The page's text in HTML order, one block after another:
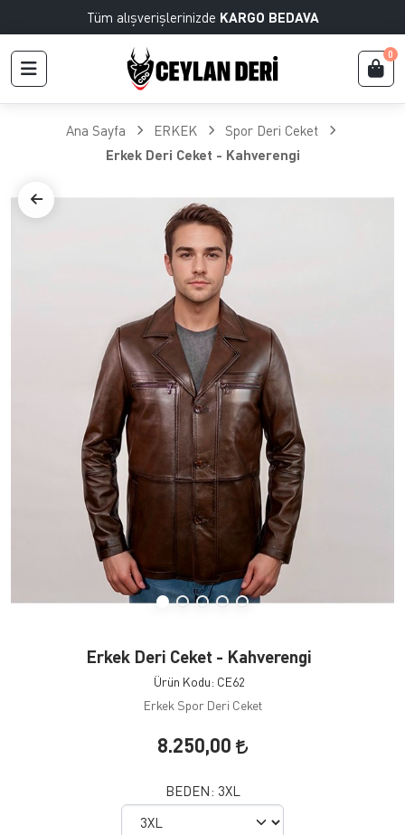
Tüm alışverişlerinizde KARGO BEDAVA
0
Ana Sayfa ERKEK
Spor Deri Ceket
Erkek Deri Ceket - Kahverengi
Erkek Deri Ceket - Kahverengi
Ürün Kodu: CE62
Erkek Spor Deri Ceket
8.250,00
BEDEN: 3XL